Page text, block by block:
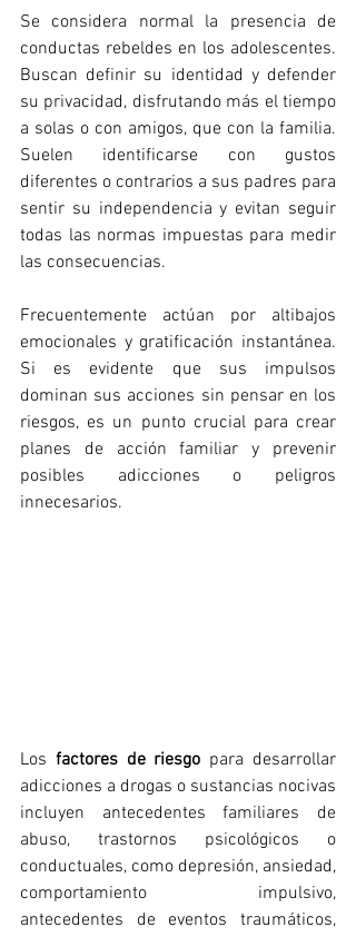
Se considera normal la presencia de
conductas rebeldes en los adolescentes.
Buscan definir su identidad y defender
su privacidad, disfrutando más el tiempo
a solas o con amigos, que con la familia.
Suelen identificarse con gustos
diferentes o contrarios a sus padres para
sentir su independencia y evitan seguir
todas las normas impuestas para medir
las consecuencias.
Frecuentemente actúan por altibajos
emocionales y gratificación instantánea.
Si es evidente que sus impulsos
dominan sus acciones sin pensar en los
riesgos, es un punto crucial para crear
planes de acción familiar y prevenir
posibles adicciones o peligros
innecesarios.
Los factores de riesgo para desarrollar
adicciones a drogas o sustancias nocivas
incluyen antecedentes familiares de
abuso, trastornos psicológicos o
conductuales, como depresión, ansiedad,
comportamiento impulsivo,
antecedentes de eventos traumáticos,